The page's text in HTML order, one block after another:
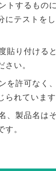
トするもの
にテストを
貼り付ける
さい。
を許可なく
られています
、製品名は
す。